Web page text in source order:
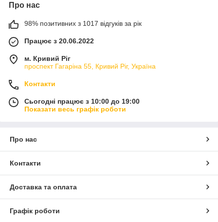
Про нас
98% позитивних з 1017 відгуків за рік
Працює з 20.06.2022
м. Кривий Ріг
проспект Гагаріна 55, Кривий Ріг, Україна
Контакти
Сьогодні працює з 10:00 до 19:00
Показати весь графік роботи
Про нас
Контакти
Доставка та оплата
Графік роботи